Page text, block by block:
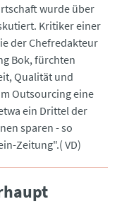
wurde über
Kritiker einer
der Chefredakteur
Bok, fürchten
Qualität und
Outsourcing eine
ein Drittel der
sparen - so
Zeitung".( VD)